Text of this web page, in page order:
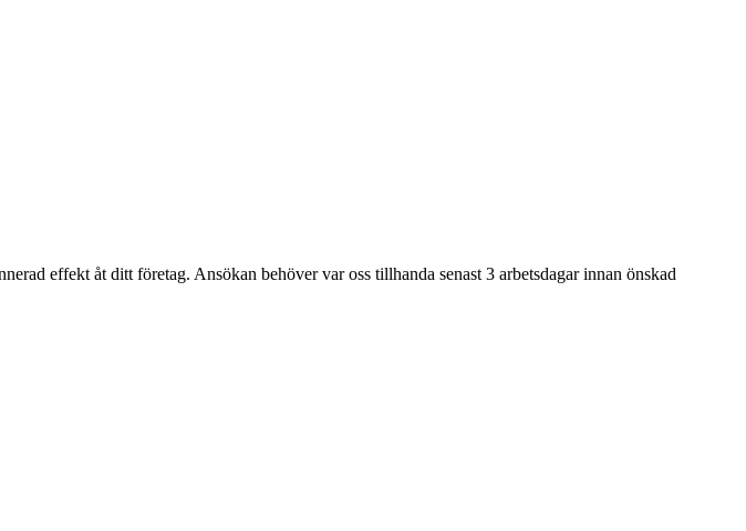
effekt åt ditt företag. Ansökan behöver var oss tillhanda senast 3 arbetsdagar innan önskad